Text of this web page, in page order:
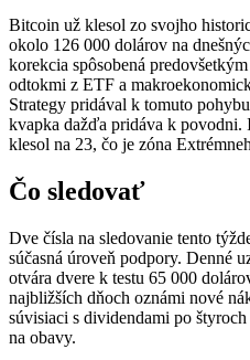
Bitcoin už klesol zo svojho
okolo 126 000 dolárov na
korekcia spôsobená
odtokmi z ETF a
Strategy pridával k tomuto
kvapka dažďa pridáva k povodni.
klesol na 23, čo je zóna
Čo sledovať
Dve čísla na sledovanie tento
súčasná úroveň podpory. Denné
otvára dvere k testu 65 000
najbližších dňoch oznámi nové
súvisiaci s dividendami po
na obavy.